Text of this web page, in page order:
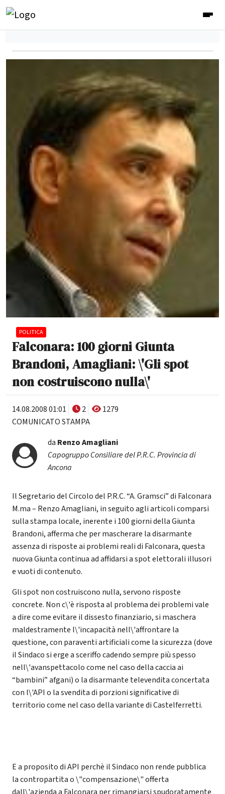
POLITICA
Falconara: 100 giorni Giunta
Brandoni, Amagliani: \'Gli spot
non costruiscono nulla\'
14.08.2008 01:01 2
1279
COMUNICATO STAMPA
da Renzo Amagliani
Capogruppo Consiliare del P.R.C. Provincia di
Ancona
Il Segretario del Circolo del P.R.C. “A. Gramsci” di Falconara
M.ma – Renzo Amagliani, in seguito agli articoli comparsi
sulla stampa locale, inerente i 100 giorni della Giunta
Brandoni, afferma che per mascherare la disarmante
assenza di risposte ai problemi reali di Falconara, questa
nuova Giunta continua ad affidarsi a spot elettorali illusori
e vuoti di contenuto.
Gli spot non costruiscono nulla, servono risposte
concrete. Non c\'è risposta al problema dei problemi vale
a dire come evitare il dissesto finanziario, si maschera
maldestramente l\'incapacità nell\'affrontare la
questione, con paraventi artificiali come la sicurezza (dove
il Sindaco si erge a sceriffo cadendo sempre più spesso
nell\'avanspettacolo come nel caso della caccia ai
“bambini” afgani) o la disarmante televendita concertata
con l\'API o la svendita di porzioni significative di
territorio come nel caso della variante di Castelferretti.
E a proposito di API perchè il Sindaco non rende pubblica
la contropartita o \"compensazione\" offerta